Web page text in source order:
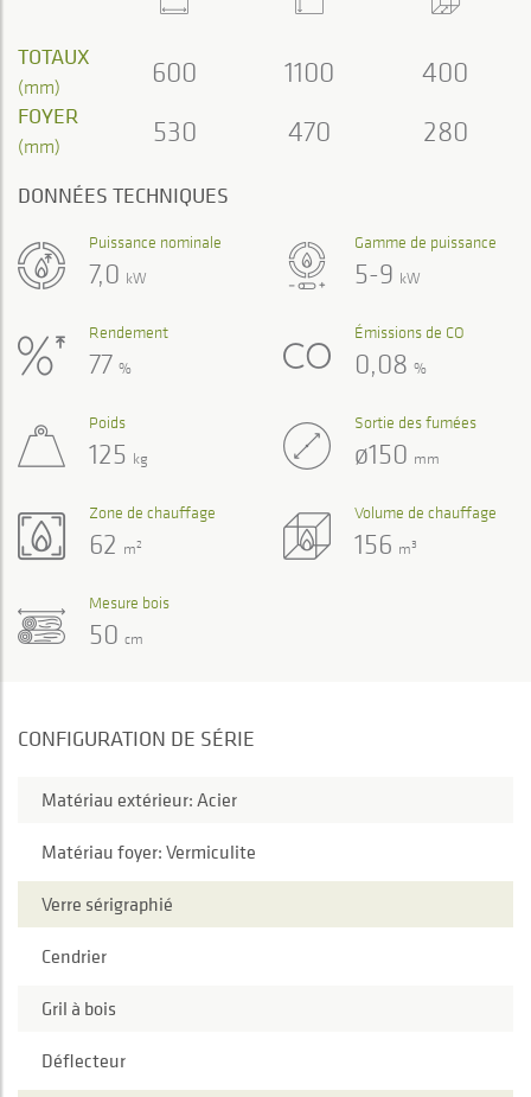
TOTAUX
(mm) 600 1100 400
FOYER
(mm) 530 470 280
DONNÉES TECHNIQUES
Gamme de puissance
5-9 kW
Puissance nominale
7,0 kW
Rendement
77 %
Émissions de CO
0,08 %
Volume de chauffage
156 m3
Zone de chauffage
62 m2
Poids
125 kg
Sortie des fumées
ø150 mm
Mesure bois
50 cm
CONFIGURATION DE SÉRIE
Matériau extérieur: Acier
Matériau foyer: Vermiculite
Verre sérigraphié
Cendrier
Gril à bois
Déflecteur